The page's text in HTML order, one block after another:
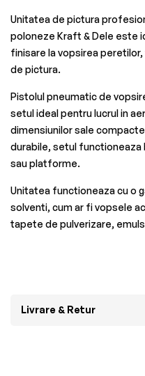
Unitatea de pictura
poloneze Kraft & Dele este
finisare la vopsirea
de pictura.
Pistolul pneumatic de
setul ideal pentru lucrul in
dimensiunilor sale
durabile, setul functioneaza
sau platforme.
Unitatea functioneaza cu o
solventi, cum ar fi vopsele
tapete de pulverizare,
Livrare & Retur